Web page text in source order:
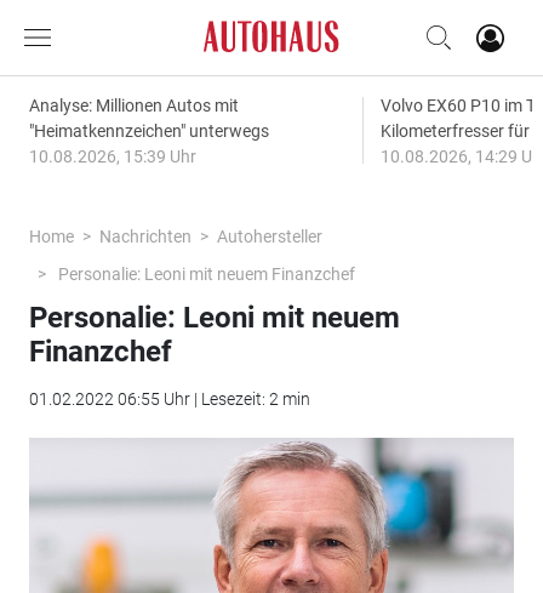
Analyse: Millionen Autos mit
"Heimatkennzeichen" unterwegs
10.08.2026, 15:39 Uhr
Volvo EX60 P10 im
Kilometerfresser für
10.08.2026, 14:29
Home Nachrichten
Autohersteller
Personalie: Leoni mit neuem Finanzchef
Personalie: Leoni mit neuem
Finanzchef
01.02.2022 06:55 Uhr | Lesezeit: 2 min